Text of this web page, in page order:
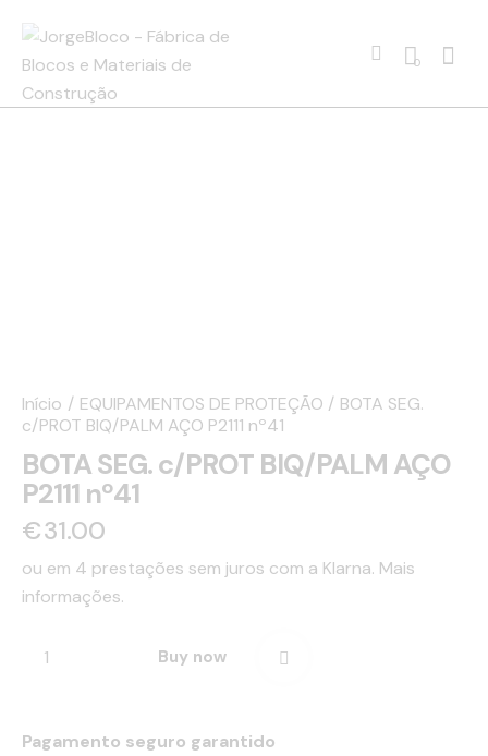
0
Início EQUIPAMENTOS DE PROTEÇÃO
BOTA SEG.
c/PROT BIQ/PALM AÇO P2111 nº41
BOTA SEG. c/PROT BIQ/PALM AÇO
P2111 nº41
€31.00
ou em 4 prestações sem juros com a Klarna. Mais
informações.
Buy now
Pagamento seguro garantido